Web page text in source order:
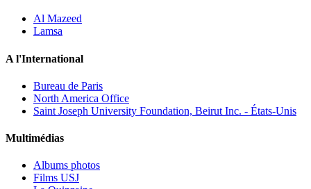
Al Mazeed
Lamsa
A l'International
Bureau de Paris
North America Office
Saint Joseph University Foundation, Beirut Inc. - États-Unis
Multimédias
Albums photos
Films USJ